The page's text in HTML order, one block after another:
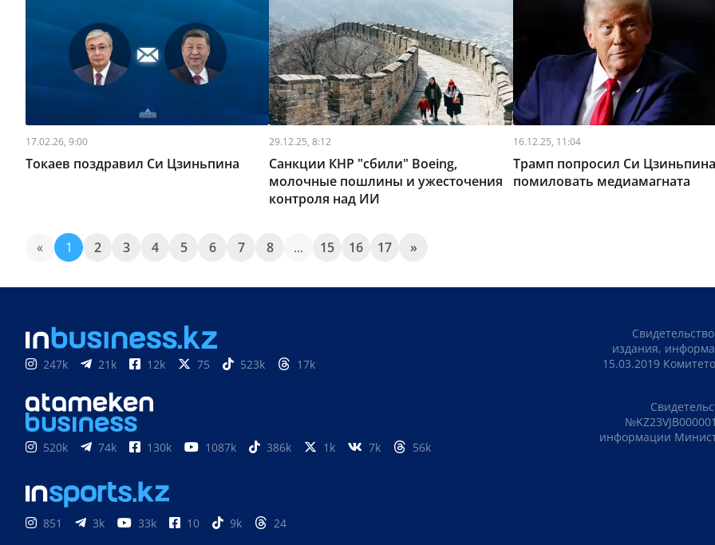
17.02.26, 9:00
Токаев поздравил Си Цзиньпина
29.12.25, 8:12
Санкции КНР "сбили" Boeing,
молочные пошлины и ужесточения
контроля над ИИ
16.12.25, 11:04
Трамп попросил Си Цзиньпина
помиловать медиамагната
« 1 2 3 4 5 6 7 8 ... 15 16 17 »
247k 21k 12k 75 523k 17k
520k 74k 130k 1087k 386k 1k 7k 56k
851 3k 33k 10 9k 24
издания,
15.03.2019
информации